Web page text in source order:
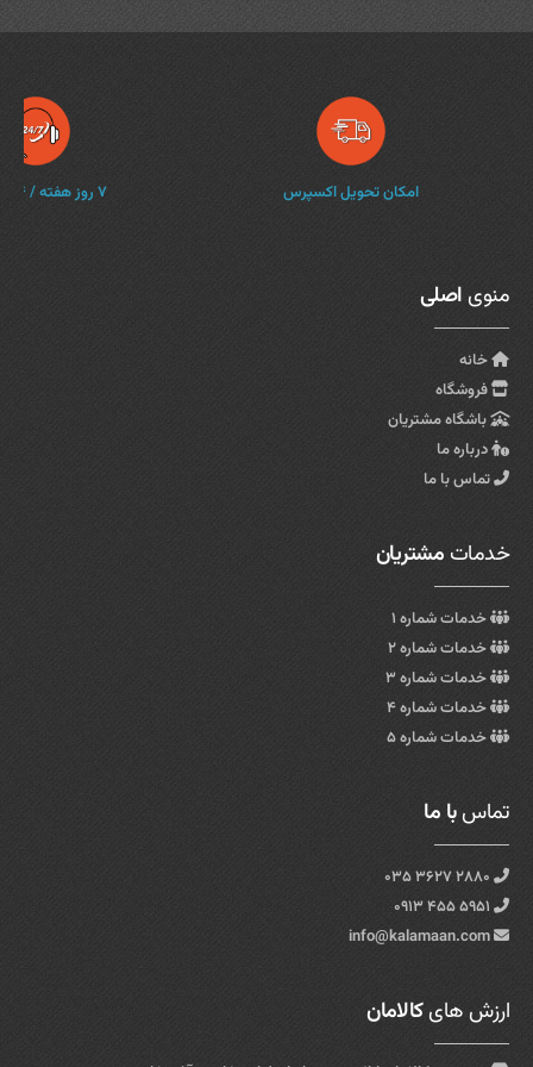
امکان تحویل اکسپرس ۷ روز هفته / ۲۴ ساعته
منویاصلی
خانه
فروشگاه
باشگاه مشتریان
درباره ما
تماس با ما
خدمات مشتریان
خدمات شماره ۱
خدمات شماره ۲
خدمات شماره ۳
خدمات شماره ۴
خدمات شماره ۵
تماسبا ما
info@kalamaan.com
ارزش هایکالامان